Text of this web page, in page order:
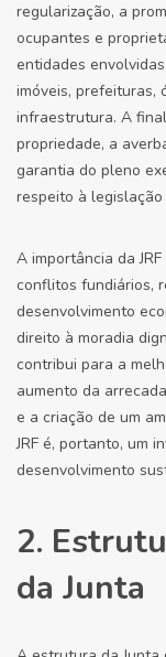
regularização, a
ocupantes e
entidades
imóveis, prefeituras,
infraestrutura. A
propriedade, a
garantia do pleno
respeito à legislação
A importância da
conflitos fundiários,
desenvolvimento
direito à moradia
contribui para a
aumento da
e a criação de um
JRF é, portanto, um
desenvolvimento
2.
da Junta